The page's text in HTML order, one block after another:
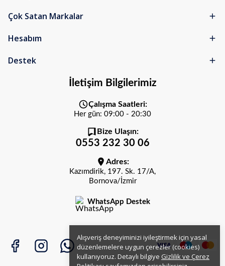
Alışveriş deneyiminizi iyileştirmek için yasal
düzenlemelere uygun çerezler (cookies)
kullanıyoruz. Detaylı bilgiye Gizlilik ve Çerez
Çok Satan Markalar
Hesabım
Destek
İletişim Bilgilerimiz
Çalışma Saatleri:
Her gün: 09:00 - 20:30
Bize Ulaşın:
0553 232 30 06
Adres:
Kazımdirik, 197. Sk. 17/A,
Bornova/İzmir
WhatsApp Destek